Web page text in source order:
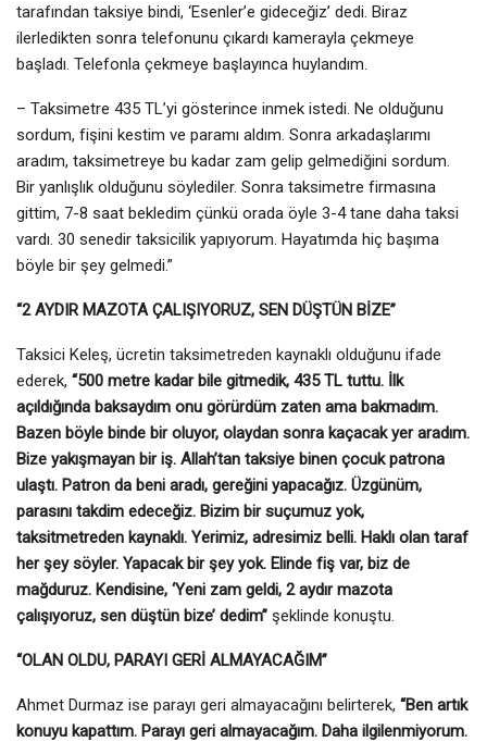
tarafından taksiye bindi, ‘Esenler’e gideceğiz’ dedi. Biraz
ilerledikten sonra telefonunu çıkardı kamerayla çekmeye
başladı. Telefonla çekmeye başlayınca huylandım.
– Taksimetre 435 TL’yi gösterince inmek istedi. Ne olduğunu
sordum, fişini kestim ve paramı aldım. Sonra arkadaşlarımı
aradım, taksimetreye bu kadar zam gelip gelmediğini sordum.
Bir yanlışlık olduğunu söylediler. Sonra taksimetre firmasına
gittim, 7-8 saat bekledim çünkü orada öyle 3-4 tane daha taksi
vardı. 30 senedir taksicilik yapıyorum. Hayatımda hiç başıma
böyle bir şey gelmedi.”
“2 AYDIR MAZOTA ÇALIŞIYORUZ, SEN DÜŞTÜN BİZE”
Taksici Keleş, ücretin taksimetreden kaynaklı olduğunu ifade
ederek, “500 metre kadar bile gitmedik, 435 TL tuttu. İlk
açıldığında baksaydım onu görürdüm zaten ama bakmadım.
Bazen böyle binde bir oluyor, olaydan sonra kaçacak yer aradım.
Bize yakışmayan bir iş. Allah’tan taksiye binen çocuk patrona
ulaştı. Patron da beni aradı, gereğini yapacağız. Üzgünüm,
parasını takdim edeceğiz. Bizim bir suçumuz yok,
taksitmetreden kaynaklı. Yerimiz, adresimiz belli. Haklı olan taraf
her şey söyler. Yapacak bir şey yok. Elinde fiş var, biz de
mağduruz. Kendisine, ‘Yeni zam geldi, 2 aydır mazota
çalışıyoruz, sen düştün bize’ dedim” şeklinde konuştu.
“OLAN OLDU, PARAYI GERİ ALMAYACAĞIM”
Ahmet Durmaz ise parayı geri almayacağını belirterek, “Ben artık
konuyu kapattım. Parayı geri almayacağım. Daha ilgilenmiyorum.